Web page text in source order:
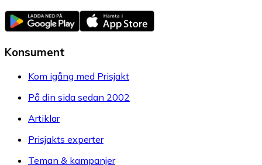
Konsument
Kom igång med Prisjakt
På din sida sedan 2002
Artiklar
Prisjakts experter
Teman & kampanjer